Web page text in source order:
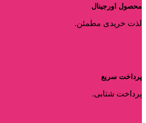
محصول اورجینال
لذت خریدی مطمئن.
پرداخت سریع
پرداخت شتابی.